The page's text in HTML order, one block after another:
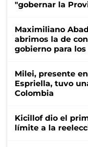
"gobernar la
Maximiliano
abrimos la de
gobierno para
Milei, presente
Espriella, tuvo
Colombia
Kicillof dio el
límite a la